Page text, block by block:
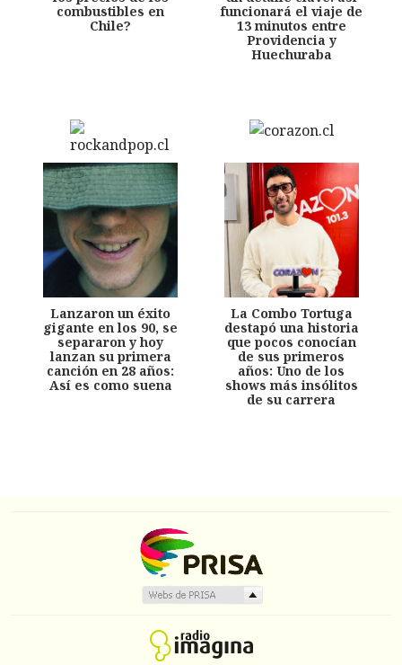
combustibles en
Chile?
funcionará el viaje de
13 minutos entre
Providencia y
Huechuraba
Lanzaron un éxito
gigante en los 90, se
separaron y hoy
lanzan su primera
canción en 28 años:
Así es como suena
La Combo Tortuga
destapó una historia
que pocos conocían
de sus primeros
años: Uno de los
shows más insólitos
de su carrera